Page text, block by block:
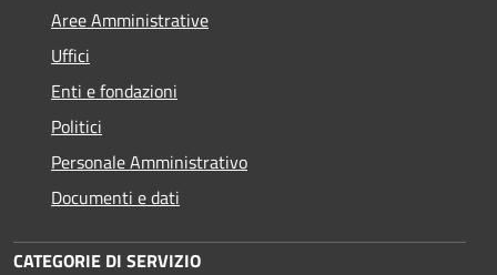
Aree Amministrative
Uffici
Enti e fondazioni
Politici
Personale Amministrativo
Documenti e dati
CATEGORIE DI SERVIZIO